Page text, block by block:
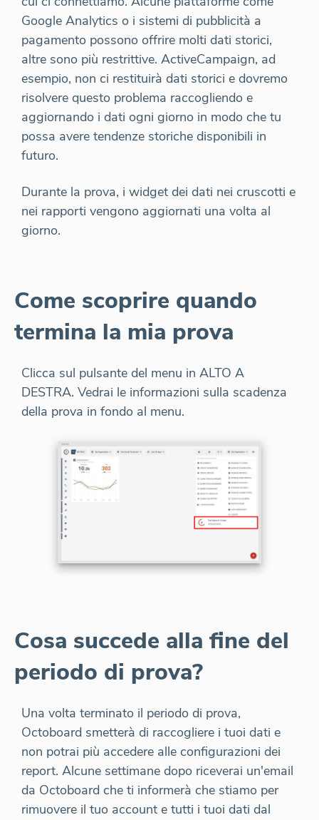
Google Analytics o i sistemi di pubblicità a
pagamento possono offrire molti dati storici,
altre sono più restrittive. ActiveCampaign, ad
esempio, non ci restituirà dati storici e dovremo
risolvere questo problema raccogliendo e
aggiornando i dati ogni giorno in modo che tu
possa avere tendenze storiche disponibili in
futuro.
Durante la prova, i widget dei dati nei cruscotti e
nei rapporti vengono aggiornati una volta al
giorno.
Come scoprire quando
termina la mia prova
Clicca sul pulsante del menu in ALTO A
DESTRA. Vedrai le informazioni sulla scadenza
della prova in fondo al menu.
Cosa succede alla fine del
periodo di prova?
Una volta terminato il periodo di prova,
Octoboard smetterà di raccogliere i tuoi dati e
non potrai più accedere alle configurazioni dei
report. Alcune settimane dopo riceverai un'email
da Octoboard che ti informerà che stiamo per
rimuovere il tuo account e tutti i tuoi dati dal